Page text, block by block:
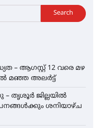
Search
– ആഗസ്റ്റ് 12 വരെ മഴ
മഞ്ഞ അലർട്ട്
തൃശൂർ ജില്ലയിൽ
ശനിയാഴ്ച